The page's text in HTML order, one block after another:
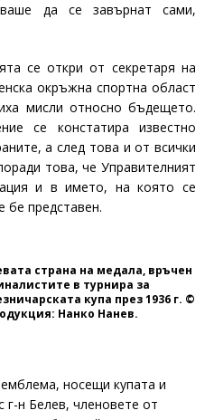
да се завърнат сами,
се откри от секретаря на
окръжна спортна област
мисли относно бъдещето.
се констатира известно
а след това и от всички
това, че Управителният
и в името, на която се
бе представен.
страна на медала, връчен
в турнира за
купа през 1936 г. ©
Нанко Нанев.
носещи купата и
г-н Белев, членовете от